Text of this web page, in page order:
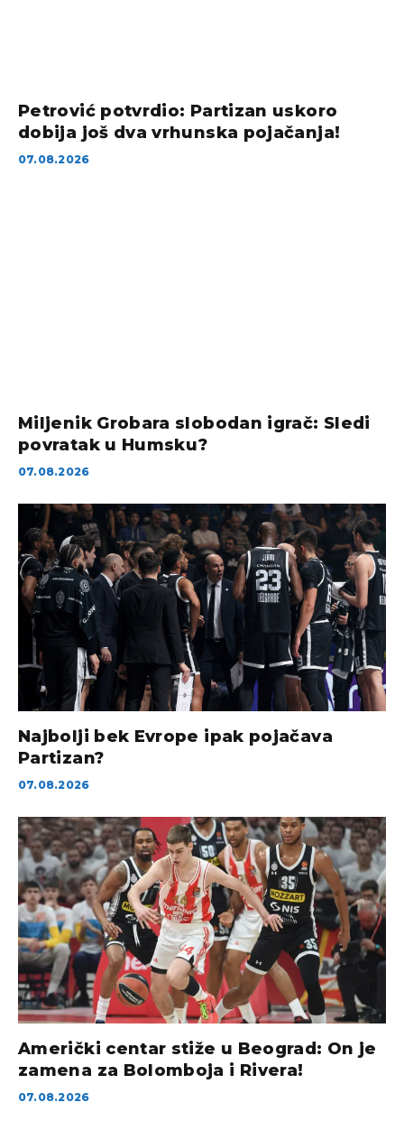
Petrović potvrdio: Partizan uskoro
dobija još dva vrhunska pojačanja!
07.08.2026
Miljenik Grobara slobodan igrač: Sledi
povratak u Humsku?
07.08.2026
Najbolji bek Evrope ipak pojačava
Partizan?
07.08.2026
Američki centar stiže u Beograd: On je
zamena za Bolomboja i Rivera!
07.08.2026